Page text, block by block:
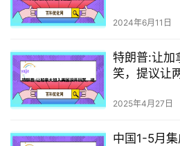
2024年6月11日
特朗普:让加
笑，提议让
2025年4月27日
中国1-5月